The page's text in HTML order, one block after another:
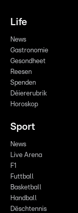
Life
News
Gastronomie
Gesondheet
Reesen
Spenden
Déiererubrik
Horoskop
Sport
News
Live Arena
F1
Futtball
Basketball
Handball
Dëschtennis